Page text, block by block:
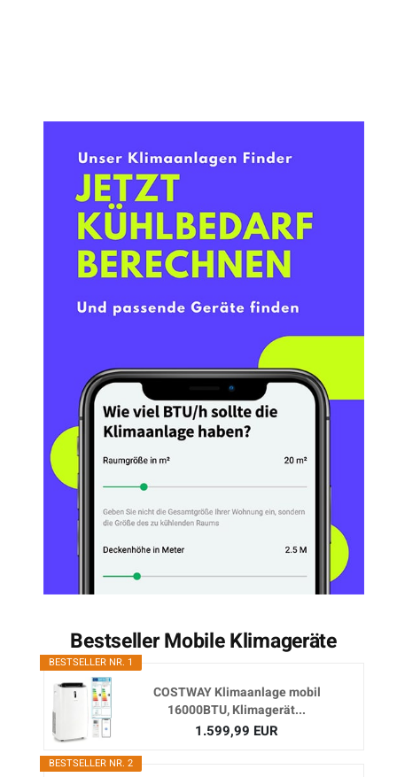
Bestseller Mobile Klimageräte
BESTSELLER NR. 1
COSTWAY Klimaanlage mobil
16000BTU, Klimagerät...
1.599,99 EUR
BESTSELLER NR. 2